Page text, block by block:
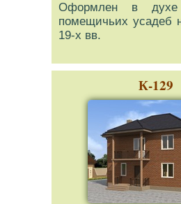
Оформлен в духе
помещичьих усадеб
19-х вв.
К-129